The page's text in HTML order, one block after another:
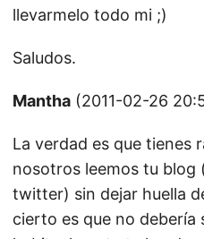
llevarmelo todo mi ;)
Saludos.
Mantha (2011-02-26
La verdad es que tienes
nosotros leemos tu blog
twitter) sin dejar huella
cierto es que no debería